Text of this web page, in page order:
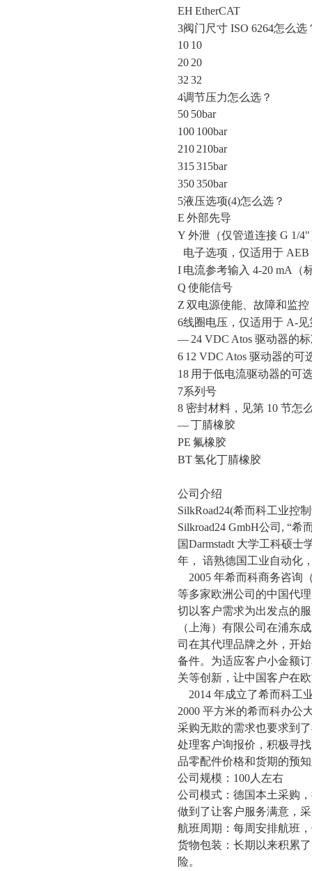
EH EtherCAT
3阀门尺寸 ISO 6264怎么选
10 10
20 20
32 32
4调节压力怎么选？
50 50bar
100 100bar
210 210bar
315315bar
350350bar
5液压选项(4)怎么选？
E 外部先导
Y 外泄（仅管道连接 G 1/
电子选项，仅适用于 AEB
I 电流参考输入 4-20 mA（
Q 使能信号
Z 双电源使能、故障和监控
6线圈电压，仅适用于 A-见
— 24 VDC Atos 驱动器的
6 12 VDC Atos 驱动器的可
18 用于低电流驱动器的可
7系列号
8 密封材料，见第 10 节怎
—丁腈橡胶
PE 氟橡胶
BT氢化丁腈橡胶
公司介绍
SilkRoad24(希而科工业控
Silkroad24 GmbH公司, “
国Darmstadt 大学工科硕士
年， 谙熟德国工业自动化
2005 年希而科商务咨询
等多家欧洲公司的中国代
切以客户需求为出发点的
（上海）有限公司在浦东
司在其代理品牌之外，开
备件。为适应客户小金额
关等创新，让中国客户在
2014 年成立了希而科工
2000 平方米的希而科办公
采购无欺的需求也要求到
处理客户询报价，积极寻
品零配件价格和货期的预
公司规模： 100人左右
公司模式：德国本土采购
做到了让客户服务满意，
航班周期：每周安排航班
货物包装：长期以来积累
险。